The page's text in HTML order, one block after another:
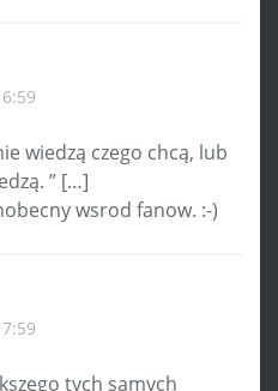
wiedzą czego chcą, lub
” […]
wsrod fanow. :-)
tych samych